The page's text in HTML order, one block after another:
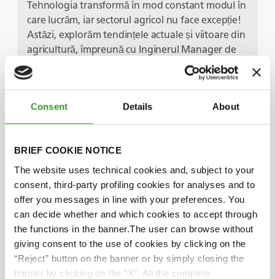
Consent Details About
BRIEF COOKIE NOTICE
The website uses technical cookies and, subject to your
consent, third-party profiling cookies for analyses and to
offer you messages in line with your preferences. You
can decide whether and which cookies to accept through
the functions in the banner.The user can browse without
giving consent to the use of cookies by clicking on the
“Reject” button on the banner or by simply closing the
banner by clicking on the “X”. All the complete
Tehnologia transformă în mod constant modul în
care lucrăm, iar sectorul agricol nu face excepție!
Astăzi, explorăm tendințele actuale și viitoare din
agricultură, împreună cu Inginerul Manager de
Teren de la BKT, Piero Torassa, și cu Președintele
Senior și Directorul nostru de Tehnologie, Dilip
Vaidya.
Dezvoltarea durabilă este, fără îndoială, una
dintre cele mai presante probleme cu care se
cereri globale crescute de alimente cu o
capacitate de a scala randamentul culturilor,
necesită progrese în domeniul utilajelor agricole
pentru a crește productivitatea și randamentul.
Pentru echipa de la BKT, acest lucru înseamnă
dezvoltarea de noi caracteristici ale anvelopelor,
cum ar fi flexia crescută (tehnologia IF) și flexia
foarte mare (tehnologia VF), împreună cu o
capacitate de încărcare crescută, pentru a sprijini